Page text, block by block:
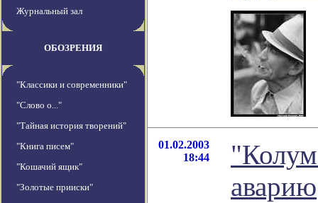
Журнальный зал
ОБОЗРЕНИЯ
"Классики и современники"
"Слово о..."
"Тайная история творений"
"Книга писем"
"Кошачий ящик"
"Золотые прииски"
01.02.2003
18:44
аварию